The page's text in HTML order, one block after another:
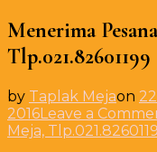
Menerima
Tlp.021.82601199
by Taplak Mejaon
2016Leave a
Meja,